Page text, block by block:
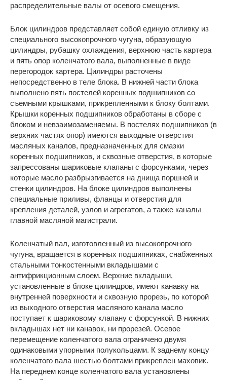
распределительные валы от осевого смещения.
Блок цилиндров представляет собой единую отливку из
специального высокопрочного чугуна, образующую
цилиндры, рубашку охлаждения, верхнюю часть картера
и пять опор коленчатого вала, выполненные в виде
перегородок картера. Цилиндры расточены
непосредственно в теле блока. В нижней части блока
выполнено пять постелей коренных подшипников со
съемными крышками, прикрепленными к блоку болтами.
Крышки коренных подшипников обработаны в сборе с
блоком и невзаимозаменяемы. В постелях подшипников (в
верхних частях опор) имеются выходные отверстия
масляных каналов, предназначенных для смазки
коренных подшипников, и сквозные отверстия, в которые
запрессованы шариковые клапаны с форсунками, через
которые масло разбрызгивается на днища поршней и
стенки цилиндров. На блоке цилиндров выполнены
специальные приливы, фланцы и отверстия для
крепления деталей, узлов и агрегатов, а также каналы
главной масляной магистрали.
Коленчатый вал, изготовленный из высокопрочного
чугуна, вращается в коренных подшипниках, снабженных
стальными тонкостенными вкладышами с
антифрикционным слоем. Верхние вкладыши,
установленные в блоке цилиндров, имеют канавку на
внутренней поверхности и сквозную прорезь, по которой
из выходного отверстия масляного канала масло
поступает к шариковому клапану с форсункой. В нижних
вкладышах нет ни канавок, ни прорезей. Осевое
перемещение коленчатого вала ограничено двумя
одинаковыми упорными полукольцами. К заднему концу
коленчатого вала шестью болтами прикреплен маховик.
На переднем конце коленчатого вала установлены